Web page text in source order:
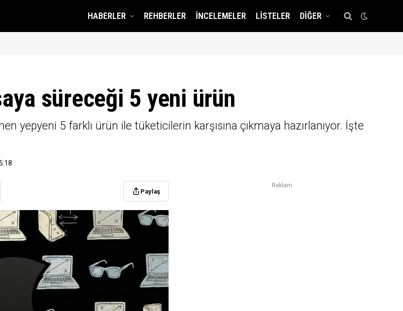
HABERLER REHBERLER İNCELEMELER LISTELER DIĞER
süreceği 5 yeni ürün
yepyeni 5 farklı ürün ile tüketicilerin karşısına çıkmaya hazırlanıyor. İşte
Paylaş
Reklam